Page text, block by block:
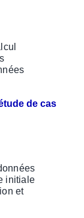
de cas
initiale
et